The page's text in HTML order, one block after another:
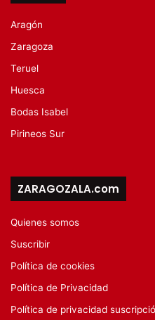
Aragón
Zaragoza
Teruel
Huesca
Bodas Isabel
Pirineos Sur
ZARAGOZALA.com
Quienes somos
Suscribir
Política de cookies
Política de Privacidad
Política de privacidad